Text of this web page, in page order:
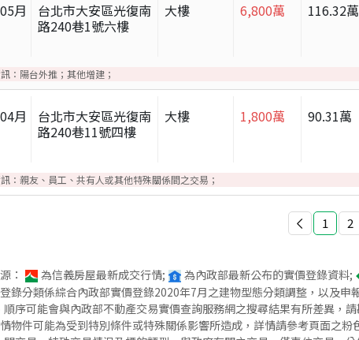
05月
台北市大安區光復南
路240巷1號六樓
大樓 6,800萬 116.32萬
： 陽台外推；其他增建；
04月
台北市大安區光復南
路240巷11號四樓
大樓 1,800萬 90.31萬
： 親友、員工、共有人或其他特殊關係間之交易；
1 2
： 為信義房屋最新成交行情; 為內政部最新公布的實價登錄資料;
錄分類係綜合內政部實價登錄2020年7月之建物型態分類調整，以及
順序可能會與內政部不動產交易實價查詢服務網之搜尋結果有所差異，請
物件可能為受到特別條件或特殊關係影響所造成，詳情請參考頁面之